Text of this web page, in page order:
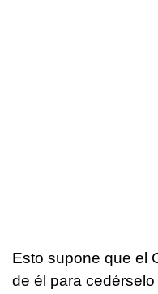
Esto supone que el
de él para